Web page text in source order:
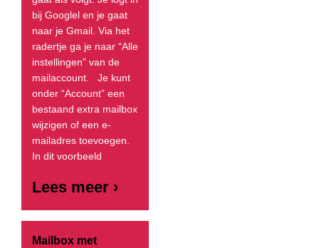
bij Googlel en je gaat
naar je Gmail. Via het
radertje ga je naar “Alle
instellingen” van de
mailaccount. Je kunt
onder “Account” een
bestaand extra mailbox
wijzigen of een e-
mailadres toevoegen.
In dit voorbeeld
Lees meer ›
Mailbox met